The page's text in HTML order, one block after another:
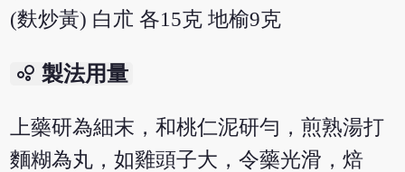
(麩炒黃) 白朮 各15克 地榆9克
bubble_chart 製法用量
上藥研為細末，和桃仁泥研勻，煎熟湯打
麵糊為丸，如雞頭子大，令藥光滑，焙